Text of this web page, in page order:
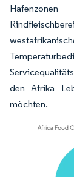
den Afrika
möchten.